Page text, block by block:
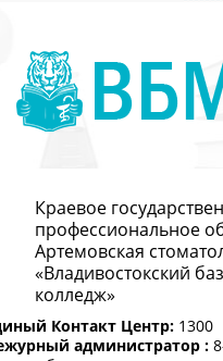
Краевое
профессиональное
Артемовская
«Владивостокский
колледж»
Контакт Центр: 1300
администратор :